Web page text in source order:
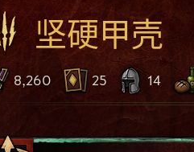
坚硬甲壳
8,260 25 14